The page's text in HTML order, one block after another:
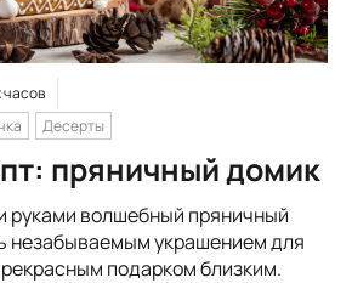
часов
Десерты
пряничный домик
руками волшебный пряничный
незабываемым украшением для
подарком близким.